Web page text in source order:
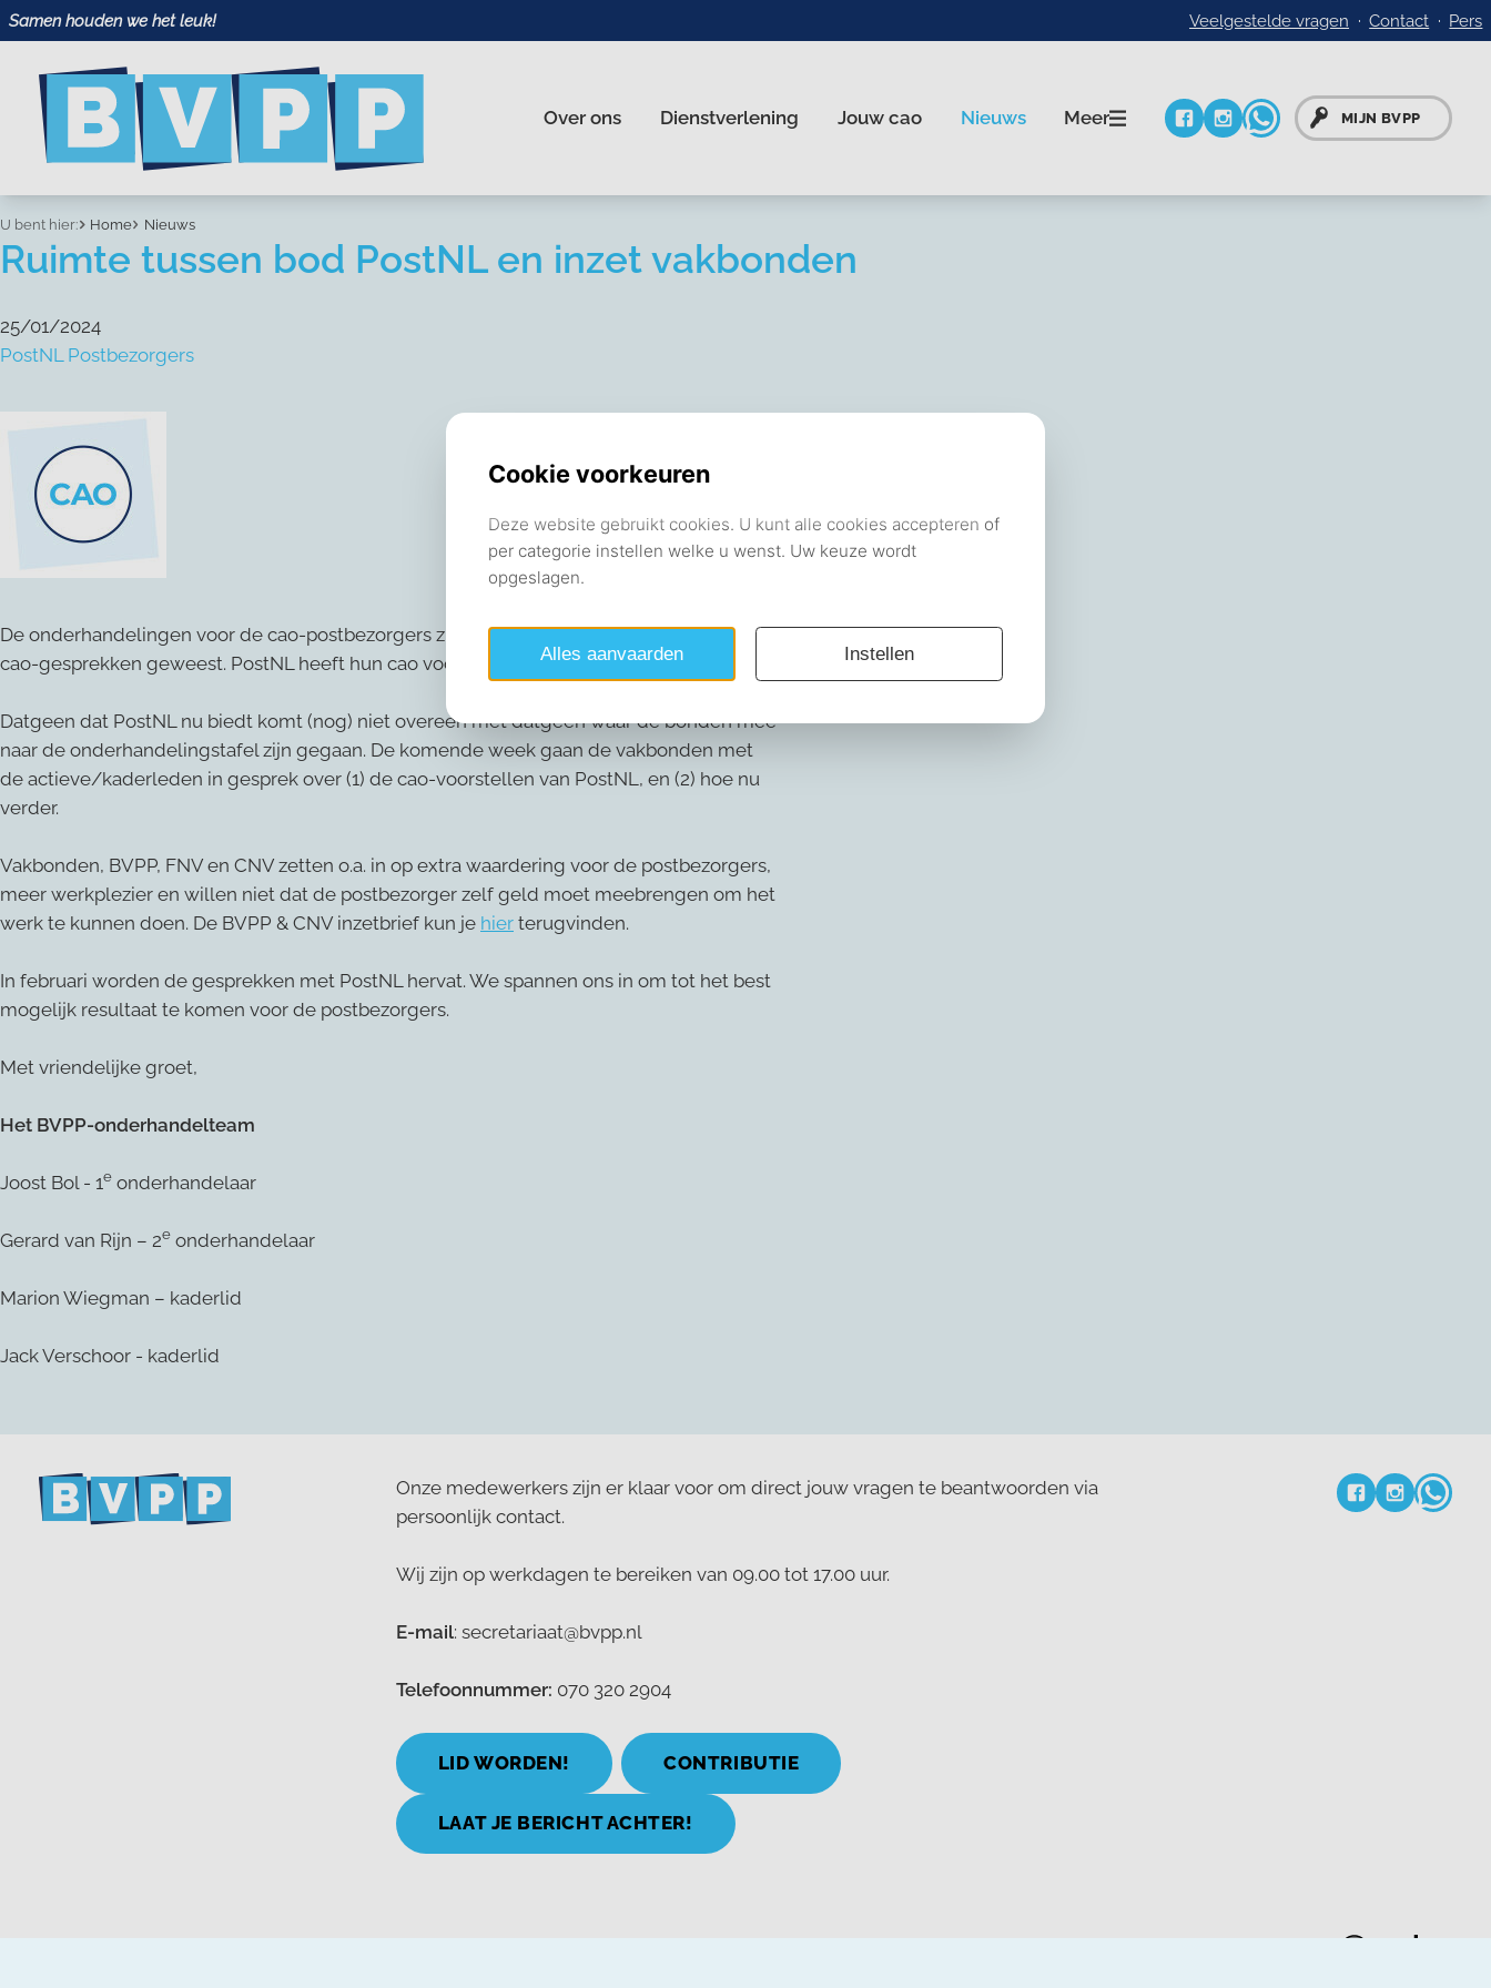
Samen houden we het leuk! Veelgestelde vragen Contact Pers
Over ons Dienstverlening Jouw cao Nieuws Meer MIJN BVPP
U bent hier: Home Nieuws
Ruimte tussen bod PostNL en inzet vakbonden
25/01/2024
PostNL Postbezorgers
De onderhandelingen voor de cao-postbezorgers zijn in volle gang. Er zijn nu een aantal
cao-gesprekken geweest. PostNL heeft hun cao voorstellen nu concreet gemaakt.
Datgeen dat PostNL nu biedt komt (nog) niet overeen met datgeen waar de bonden mee
naar de onderhandelingstafel zijn gegaan. De komende week gaan de vakbonden met
de actieve/kaderleden in gesprek over (1) de cao-voorstellen van PostNL, en (2) hoe nu
verder.
Vakbonden, BVPP, FNV en CNV zetten o.a. in op extra waardering voor de postbezorgers,
meer werkplezier en willen niet dat de postbezorger zelf geld moet meebrengen om het
werk te kunnen doen. De BVPP & CNV inzetbrief kun je hier terugvinden.
In februari worden de gesprekken met PostNL hervat. We spannen ons in om tot het best
mogelijk resultaat te komen voor de postbezorgers.
Met vriendelijke groet,
Het BVPP-onderhandelteam
Joost Bol - 1e onderhandelaar
Gerard van Rijn – 2e onderhandelaar
Marion Wiegman – kaderlid
Jack Verschoor - kaderlid
Onze medewerkers zijn er klaar voor om direct jouw vragen te beantwoorden via
persoonlijk contact.
Wij zijn op werkdagen te bereiken van 09.00 tot 17.00 uur.
E-mail: secretariaat@bvpp.nl
Telefoonnummer: 070 320 2904
LID WORDEN! CONTRIBUTIE
LAAT JE BERICHT ACHTER!